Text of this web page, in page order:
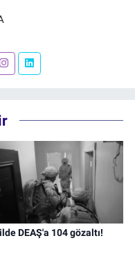
DEAŞ'a 104 gözaltı!